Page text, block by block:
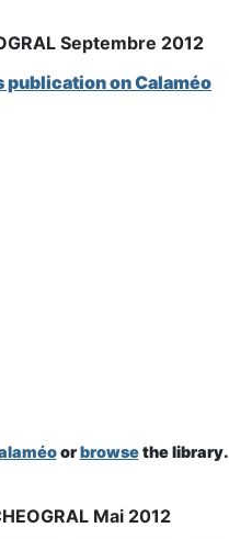
Septembre 2012
publication on Calaméo
orbrowsethe library.
Mai 2012